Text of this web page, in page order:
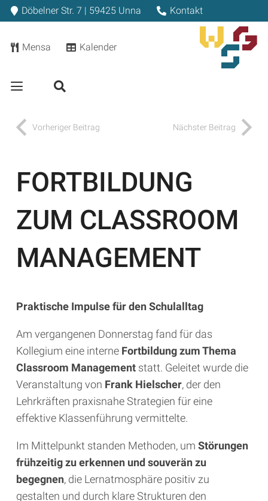
Döbelner Str. 7 | 59425 Unna Kontakt
Mensa Kalender
Vorheriger Beitrag Nächster Beitrag
FORTBILDUNG
ZUM CLASSROOM
MANAGEMENT
Praktische Impulse für den Schulalltag
Am vergangenen Donnerstag fand für das
Kollegium eine interne Fortbildung zum Thema
Classroom Management statt. Geleitet wurde die
Veranstaltung von Frank Hielscher, der den
Lehrkräften praxisnahe Strategien für eine
effektive Klassenführung vermittelte.
Im Mittelpunkt standen Methoden, um Störungen
frühzeitig zu erkennen und souverän zu
begegnen, die Lernatmosphäre positiv zu
gestalten und durch klare Strukturen den